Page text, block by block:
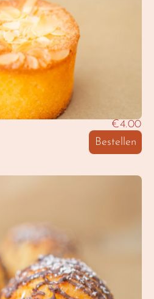
€4.00
Bestellen